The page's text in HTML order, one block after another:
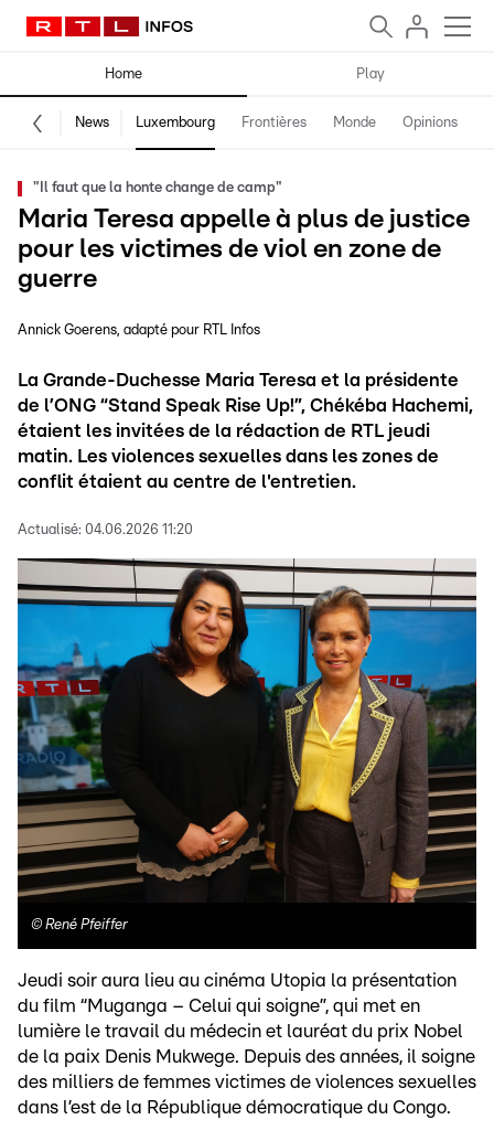
Home Play
News Luxembourg Frontières Monde Opinions
"Il faut que la honte change de camp"
Maria Teresa appelle à plus de justice
pour les victimes de viol en zone de
guerre
Annick Goerens adapté pour RTL Infos
La Grande-Duchesse Maria Teresa et la présidente
de l’ONG “Stand Speak Rise Up!”, Chékéba Hachemi,
étaient les invitées de la rédaction de RTL jeudi
matin. Les violences sexuelles dans les zones de
conflit étaient au centre de l'entretien.
Actualisé: 04.06.2026 11:20
© René Pfeiffer
Jeudi soir aura lieu au cinéma Utopia la présentation
du film “Muganga – Celui qui soigne”, qui met en
lumière le travail du médecin et lauréat du prix Nobel
de la paix Denis Mukwege. Depuis des années, il soigne
des milliers de femmes victimes de violences sexuelles
dans l’est de la République démocratique du Congo.